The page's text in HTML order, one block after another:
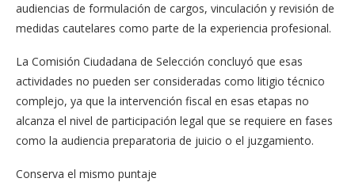
audiencias de formulación de cargos, vinculación y revisión de
medidas cautelares como parte de la experiencia profesional.
La Comisión Ciudadana de Selección concluyó que esas
actividades no pueden ser consideradas como litigio técnico
complejo, ya que la intervención fiscal en esas etapas no
alcanza el nivel de participación legal que se requiere en fases
como la audiencia preparatoria de juicio o el juzgamiento.
Conserva el mismo puntaje